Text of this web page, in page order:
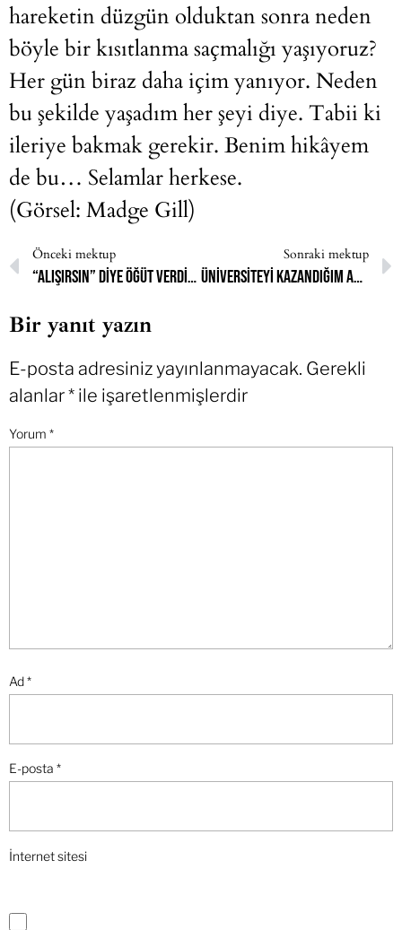
hareketin düzgün olduktan sonra neden
böyle bir kısıtlanma saçmalığı yaşıyoruz?
Her gün biraz daha içim yanıyor. Neden
bu şekilde yaşadım her şeyi diye. Tabii ki
ileriye bakmak gerekir. Benim hikâyem
de bu… Selamlar herkese.
(Görsel: Madge Gill)
Önceki mektup
“Alışırsın” diye öğüt verdiler. İstemediğim bir şeye niye alışmak zorundaydım?
Sonraki mektup
Üniversiteyi kazandığım an saçlarımı özgür bırakıp sizlere fotoğrafımı atacağım.
Bir yanıt yazın
E-posta adresiniz yayınlanmayacak. Gerekli
alanlar* ile işaretlenmişlerdir
Yorum *
Ad*
E-posta *
İnternet sitesi